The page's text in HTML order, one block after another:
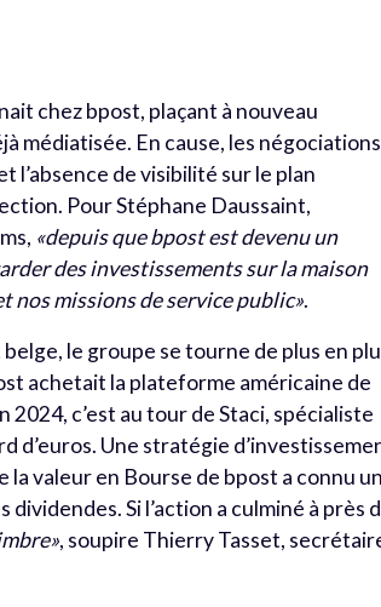
chez bpost, plaçant à nouveau
médiatisée. En cause, les négociations
de visibilité sur le plan
Pour Stéphane Daussaint,
«depuis que bpost est devenu un
des investissements sur la maison
nos missions de service public».
le groupe se tourne de plus en
achetait la plateforme américaine de
2024, c’est au tour de Staci, spécialiste
d’euros. Une stratégie
la valeur en Bourse de bpost a connu
Si l’action a culminé à près
, soupire Thierry Tasset,